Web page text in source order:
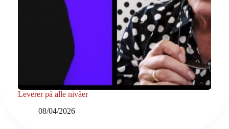
Leverer på alle nivåer
08/04/2026